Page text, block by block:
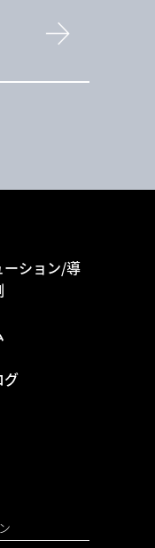
ーション/導
グ